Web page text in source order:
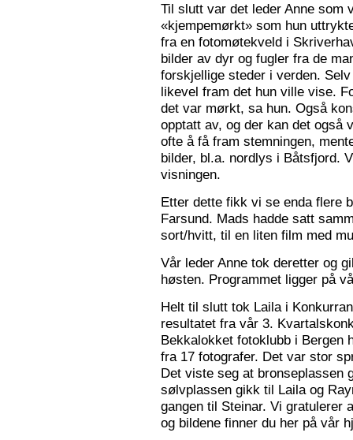
Til slutt var det leder Anne som
«kjempemørkt» som hun
fra en fotomøtekveld i
bilder av dyr og fugler fra de
forskjellige steder i verden.
likevel fram det hun ville vise.
det var mørkt, sa hun. Også
opptatt av, og der kan det
ofte å få fram stemningen,
bilder, bl.a. nordlys i Båtsfjord.
visningen.
Etter dette fikk vi se enda flere
Farsund. Mads hadde satt
sort/hvitt, til en liten film med
Vår leder Anne tok deretter og
høsten. Programmet ligger på
Helt til slutt tok Laila i
resultatet fra vår 3.
Bekkalokket fotoklubb i
fra 17 fotografer. Det var stor
Det viste seg at bronseplassen
sølvplassen gikk til Laila og
gangen til Steinar. Vi gratulerer
og bildene finner du her på vår